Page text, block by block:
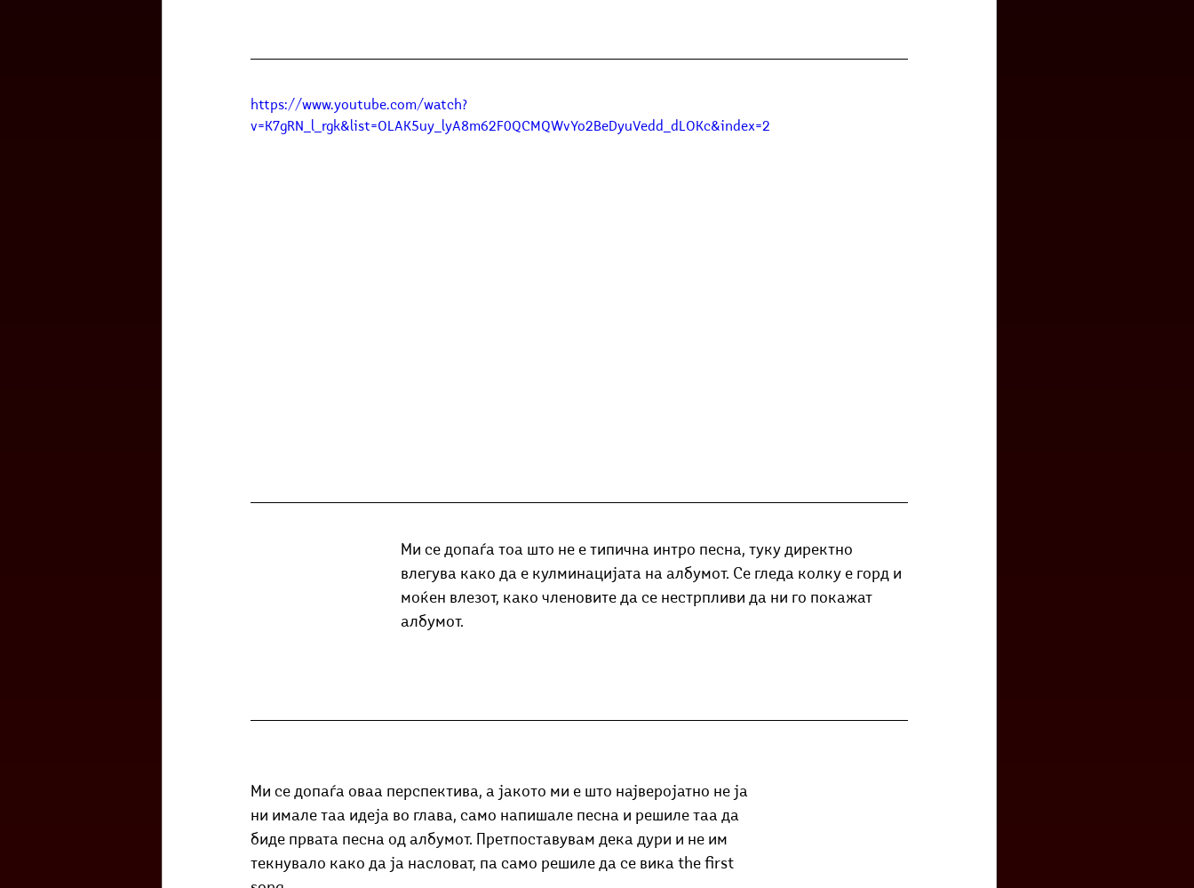
https://www.youtube.com/watch?
v=K7gRN_l_rgk&list=OLAK5uy_lyA8m62F0QCMQWvYo2BeDyuVedd_dLOKc&index=2
Ми се допаѓа тоа што не е типична интро песна, туку директно
влегува како да е кулминацијата на албумот. Се гледа колку е горд и
моќен влезот, како членовите да се нестрпливи да ни го покажат
албумот.
Ми се допаѓа оваа перспектива, а јакото ми е што најверојатно не ја
ни имале таа идеја во глава, само напишале песна и решиле таа да
биде првата песна од албумот. Претпоставувам дека дури и не им
текнувало како да ја насловат, па само решиле да се вика the first